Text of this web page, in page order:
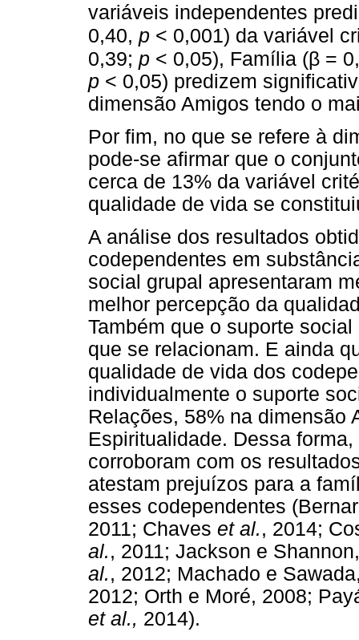
variáveis independentes
0,40, p < 0,001) da variável
0,39; p < 0,05), Família (β =
p < 0,05) predizem
dimensão Amigos tendo o
Por fim, no que se refere à
pode-se afirmar que o
cerca de 13% da variável
qualidade de vida se
A análise dos resultados
codependentes em
social grupal apresentaram
melhor percepção da
Também que o suporte
que se relacionam. E ainda
qualidade de vida dos
individualmente o suporte
Relações, 58% na dimensão
Espiritualidade. Dessa
corroboram com os
atestam prejuízos para a
esses codependentes
2011; Chaves et al., 2014;
al., 2011; Jackson e
al., 2012; Machado e
2012; Orth e Moré, 2008;
et al., 2014).